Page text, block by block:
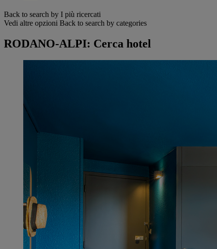
Back to search by I più ricercati
Vedi altre opzioni Back to search by categories
RODANO-ALPI: Cerca hotel